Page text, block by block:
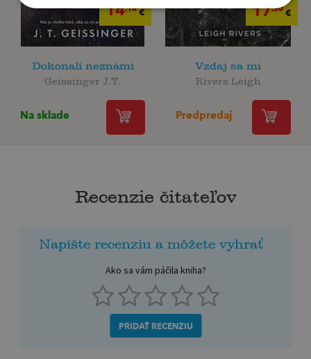
14,14€
Dokonalí neznámi
Geissinger J.T.
Na sklade
17,30€
Vzdaj sa mi
Rivers Leigh
Predpredaj
Recenzie čitateľov
Napíšte recenziu a môžete vyhrať
Ako sa vám páčila kniha?
PRIDAŤ RECENZIU